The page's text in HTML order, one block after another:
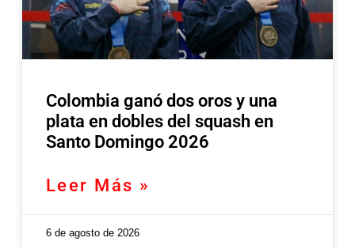
Colombia ganó dos oros y una
plata en dobles del squash en
Santo Domingo 2026
Leer Más »
6 de agosto de 2026